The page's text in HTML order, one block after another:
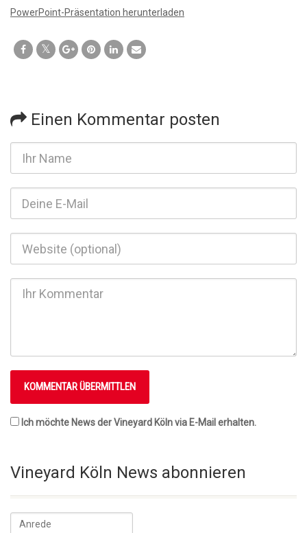
PowerPoint-Präsentation herunterladen
Einen Kommentar posten
Ich möchte News der Vineyard Köln via E-Mail erhalten.
Vineyard Köln News abonnieren